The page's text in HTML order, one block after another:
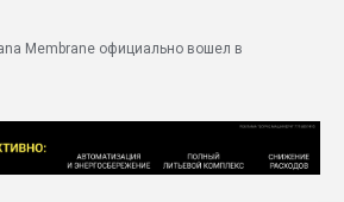
Всё, что касается
бутылок
Membrane официально вошел в